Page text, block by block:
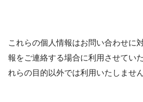
これらの個人情報はお問い合わせに
報をご連絡する場合に利用させてい
れらの目的以外では利用いたしません